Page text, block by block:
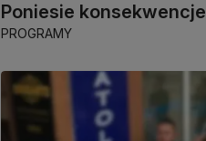
Poniesie konsekwencje
PROGRAMY